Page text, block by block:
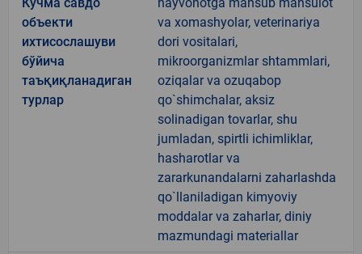
объекти
ихтисослашуви
бўйича
таъқиқланадиган
турлар
va xomashyolar, veterinariya
dori vositalari,
mikroorganizmlar shtammlari,
oziqalar va ozuqabop
qo`shimchalar, aksiz
solinadigan tovarlar, shu
jumladan, spirtli ichimliklar,
hasharotlar va
zararkunandalarni zaharlashda
qo`llaniladigan kimyoviy
moddalar va zaharlar, diniy
mazmundagi materiallar